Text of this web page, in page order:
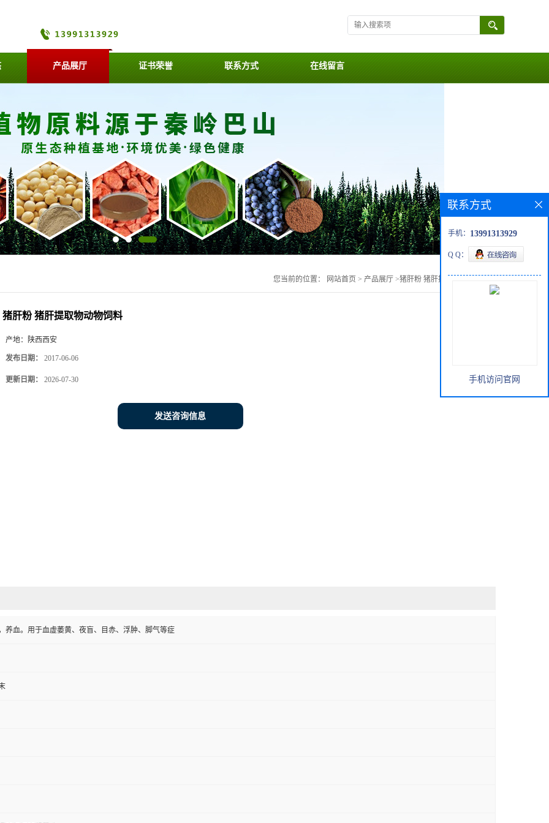
产品展厅 证书荣誉 联系方式 在线留言
您当前的位置： 网站首页 > 产品展厅 >猪肝粉 猪肝提取物动物饲料
猪肝粉 猪肝提取物动物饲料
产地： 陕西西安
发布日期： 2017-06-06
更新日期： 2026-07-30
发送咨询信息
养血。用于血虚萎黄、夜盲、目赤、浮肿、脚气等症
联系方式
手机： 13991313929
Q Q：
手机访问官网